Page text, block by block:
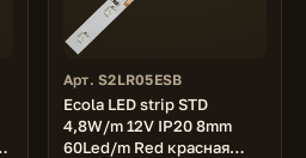
Арт. S2LR05ESB
Ecola LED strip STD
4,8W/m 12V IP20 8mm
60Led/m Red красная